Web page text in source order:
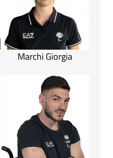
Marchi Giorgia